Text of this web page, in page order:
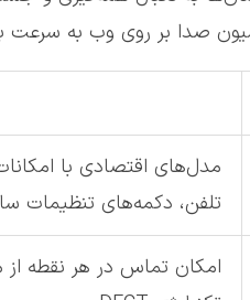
صدا بر روی وب به سرعت
مدل‌های اقتصادی با
تلفن، دکمه‌های تنظیمات
امکان تماس در هر نقطه